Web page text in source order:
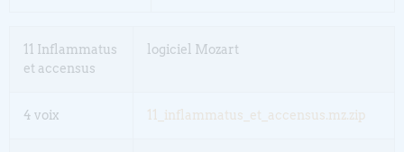
11 Inflammatus
et accensus
logiciel Mozart
4 voix 11_inflammatus_et_accensus.mz.zip